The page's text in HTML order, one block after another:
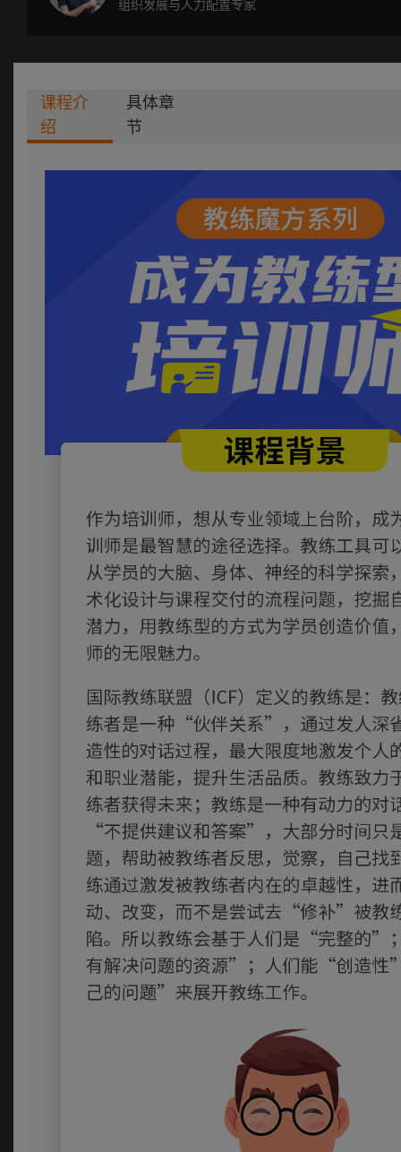
组织发展与人力配置专家
课程介
绍
具体章
节